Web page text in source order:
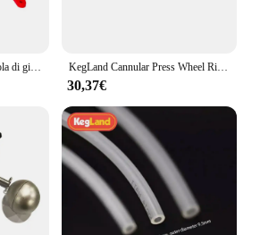
KegLand Cannular Press Wheel Right can sealing machine accessorio per la produzione di birra
30,37€